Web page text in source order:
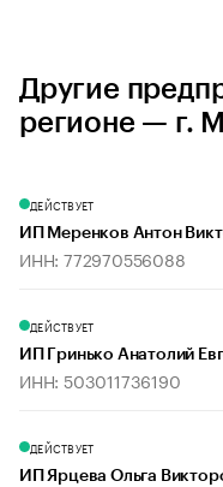
Другие
регионе — г.
ДЕЙСТВУЕТ
ИП Меренков Антон
ИНН: 772970556088
ДЕЙСТВУЕТ
ИП Гринько Анатолий
ИНН: 503011736190
ДЕЙСТВУЕТ
ИП Ярцева Ольга